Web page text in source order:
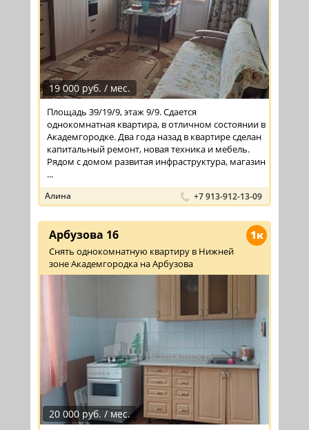
19 000 руб. / мес.
Площадь 39/19/9, этаж 9/9. Сдается
однокомнатная квартира, в отличном состоянии в
Академгородке. Два года назад в квартире сделан
капитальный ремонт, новая техника и мебель.
Рядом с домом развитая инфраструктура, магазин
...
Алина +7 913-912-13-09
1к
Арбузова 16
Снять однокомнатную квартиру в Нижней
зоне Академгородка на Арбузова
20 000 руб. / мес.